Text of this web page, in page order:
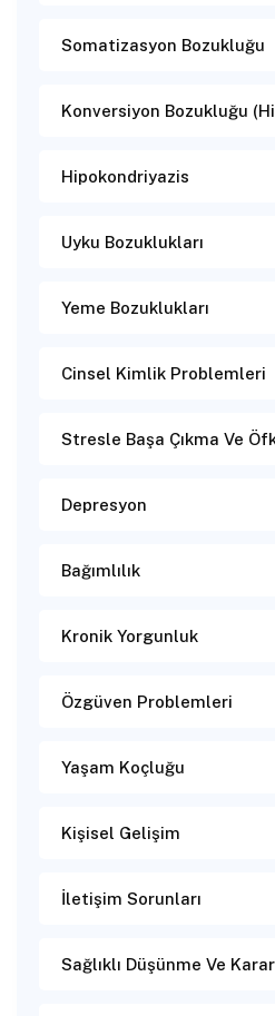
Somatizasyon Bozukluğu
Konversiyon Bozukluğu
Hipokondriyazis
Uyku Bozuklukları
Yeme Bozuklukları
Cinsel Kimlik Problemleri
Stresle Başa Çıkma Ve
Depresyon
Bağımlılık
Kronik Yorgunluk
Özgüven Problemleri
Yaşam Koçluğu
Kişisel Gelişim
İletişim Sorunları
Sağlıklı Düşünme Ve